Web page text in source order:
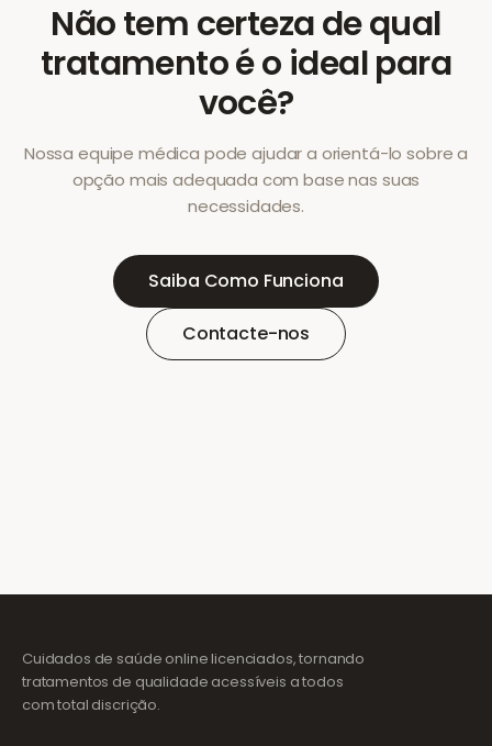
Não tem certeza de qual
tratamento é o ideal para
você?
Nossa equipe médica pode ajudar a orientá-lo sobre a
opção mais adequada com base nas suas
necessidades.
Saiba Como Funciona
Contacte-nos
Cuidados de saúde online licenciados, tornando
tratamentos de qualidade acessíveis a todos
com total discrição.